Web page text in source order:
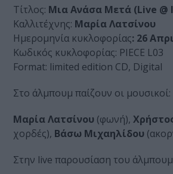
Τίτλος: Μια Ανάσα Μετά (Live @
Καλλιτέχνης: Μαρία Λατσίνου
Ημερομηνία κυκλοφορίας: 26
Κωδικός κυκλοφορίας: PIECE L03
Format: limited edition CD, Digital
Στο άλμπουμ παίζουν οι μουσικοί:
Μαρία Λατσίνου (φωνή),
χορδές), Βάσω Μιχαηλίδου
Στην live παρουσίαση του